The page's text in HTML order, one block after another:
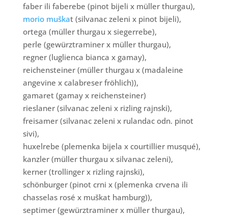
faber ili faberebe (pinot bijeli x müller thurgau),
morio muškat (silvanac zeleni x pinot bijeli),
ortega (müller thurgau x siegerrebe),
perle (gewürztraminer x müller thurgau),
regner (luglienca bianca x gamay),
reichensteiner (müller thurgau x (madaleine
angevine x calabreser fröhlich)),
gamaret (gamay x reichensteiner)
rieslaner (silvanac zeleni x rizling rajnski),
freisamer (silvanac zeleni x rulandac odn. pinot
sivi),
huxelrebe (plemenka bijela x courtillier musqué),
kanzler (müller thurgau x silvanac zeleni),
kerner (trollinger x rizling rajnski),
schönburger (pinot crni x (plemenka crvena ili
chasselas rosé x muškat hamburg)),
septimer (gewürztraminer x müller thurgau),